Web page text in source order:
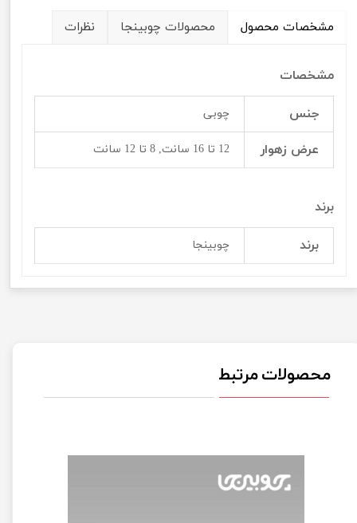
مشخصات محصول محصولات چوبینجا نظرات
مشخصات
جنس چوبی
عرض زهوار 12 تا 16 سانت, 8 تا 12 سانت
برند
برند چوبینجا
محصولات مرتبط